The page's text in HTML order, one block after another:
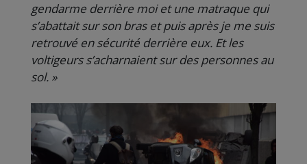
gendarme derrière moi et une matraque qui
s’abattait sur son bras et puis après je me suis
retrouvé en sécurité derrière eux. Et les
voltigeurs s’acharnaient sur des personnes au
sol. »